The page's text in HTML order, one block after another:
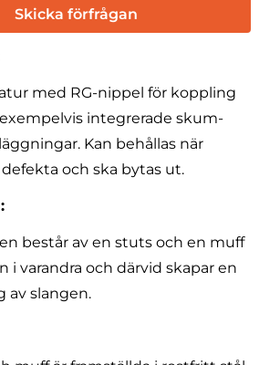
Skicka förfrågan
med RG-nippel för koppling
integrerade skum-
Kan behållas när
och ska bytas ut.
består av en stuts och en muff
i varandra och därvid skapar en
av slangen.